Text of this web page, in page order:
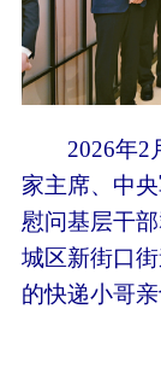
2026年2月
家主席、中
慰问基层干
城区新街口
的快递小哥